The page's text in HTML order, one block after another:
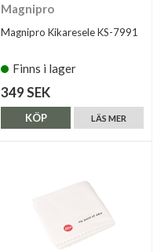
Magnipro
Magnipro Kikaresele KS-7991
Finns i lager
349 SEK
LÄS MER
KÖP